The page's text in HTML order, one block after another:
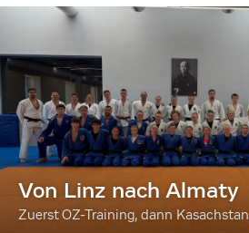
Von Linz nach Almaty
Zuerst OZ-Training, dann Kasachstan